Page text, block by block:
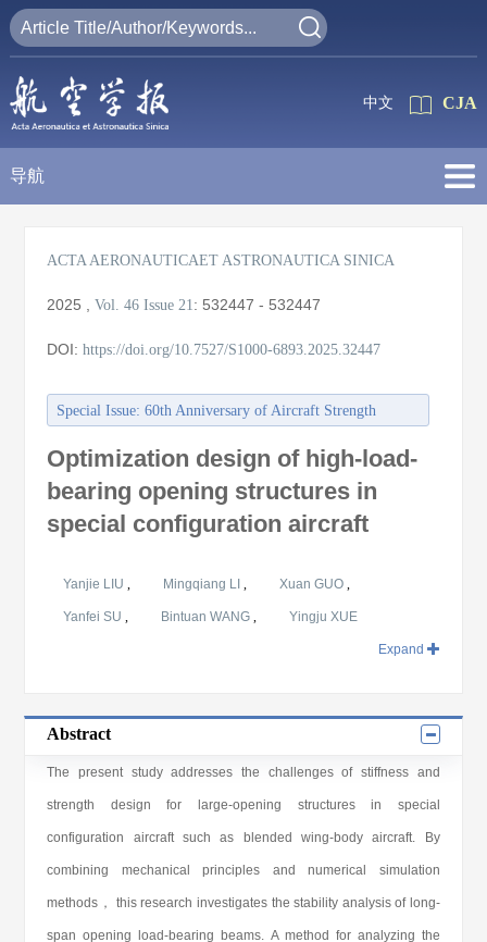
CJA
中文
导航
ACTA AERONAUTICAET ASTRONAUTICA SINICA
2025 ,Vol. 46 Issue 21: 532447 - 532447
DOI:https://doi.org/10.7527/S1000-6893.2025.32447
Special Issue: 60th Anniversary of Aircraft Strength
Optimization design of high-load-
bearing opening structures in
special configuration aircraft
Yanjie LIU, Mingqiang LI, Xuan GUO,
Yanfei SU, Bintuan WANG, Yingju XUE
Expand
Abstract
The present study addresses the challenges of stiffness and
strength design for large-opening structures in special
configuration aircraft such as blended wing-body aircraft. By
combining mechanical principles and numerical simulation
methods， this research investigates the stability analysis of long-
span opening load-bearing beams. A method for analyzing the